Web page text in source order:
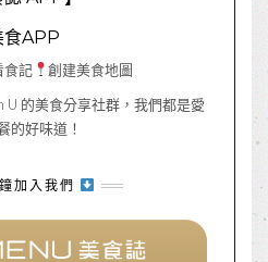
食APP
食記
創建美食地圖
U 的美食分享社群，我們都是愛
的好味道！
加入我們